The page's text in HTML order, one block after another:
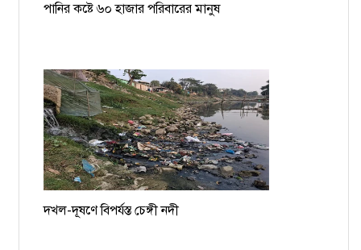
পানির কষ্টে ৬০ হাজার পরিবারের মানুষ
দখল-দূষণে বিপর্যস্ত চেঙ্গী নদী